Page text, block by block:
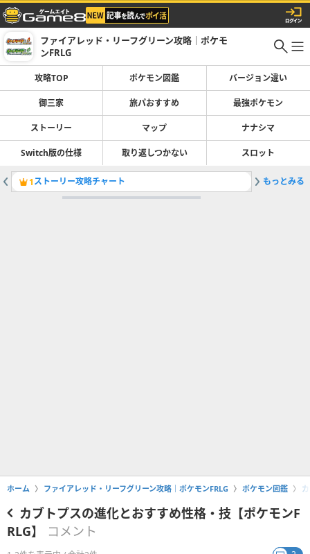
ファイアレッド・リーフグリーン攻略｜ポケモ
ンFRLG
攻略TOP ポケモン図鑑 バージョン違い
御三家 旅パおすすめ 最強ポケモン
ストーリー マップ ナナシマ
Switch版の仕様 取り返しつかない スロット
1ストーリー攻略チャート 2ポケモ
もっとみる
ホーム ファイアレッド・リーフグリーン攻略｜ポケモンFRLG ポケモン図鑑
カブトプスの進化とおすすめ性格・技【ポケモンF
RLG】
コメント